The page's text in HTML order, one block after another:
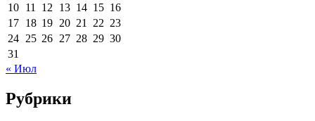
10 11 12 13 14 15 16
17 18 19 20 21 22 23
24 25 26 27 28 29 30
31
« Июл
Рубрики